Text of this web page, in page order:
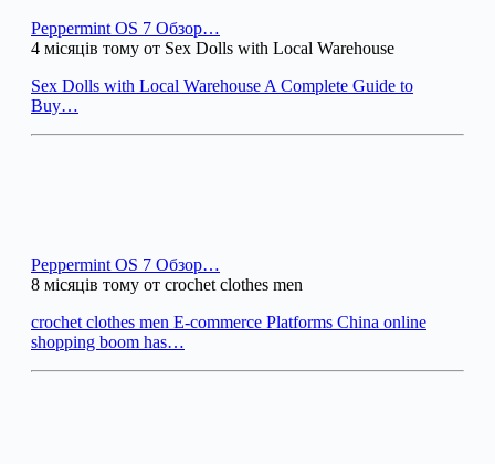
Peppermint OS 7 Обзор…
4 місяців тому от Sex Dolls with Local Warehouse
Sex Dolls with Local Warehouse A Complete Guide to
Buy…
Peppermint OS 7 Обзор…
8 місяців тому от crochet clothes men
crochet clothes men E-commerce Platforms China online
shopping boom has…